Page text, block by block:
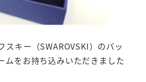
スキー（SWAROVSKI）のバッ
ムをお持ち込みいただきました